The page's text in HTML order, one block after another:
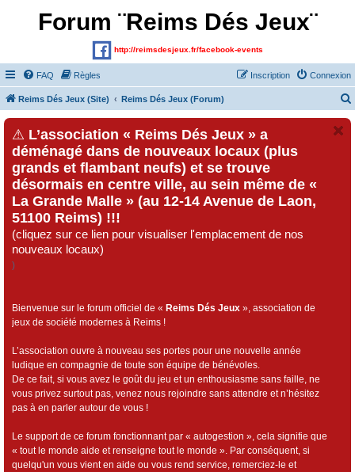
Forum ¨Reims Dés Jeux¨
http://reimsdesjeux.fr/facebook-events
FAQ Règles Connexion
Inscription
Reims Dés Jeux (Site) Reims Dés Jeux (Forum)
⚠ L’association « Reims Dés Jeux » a
déménagé dans de nouveaux locaux (plus
grands et flambant neufs) et se trouve
désormais en centre ville, au sein même de «
La Grande Malle » (au 12-14 Avenue de Laon,
51100 Reims) !!!
(cliquez sur ce lien pour visualiser l'emplacement de nos
nouveaux locaux)
)
Bienvenue sur le forum officiel de « Reims Dés Jeux », association de
jeux de société modernes à Reims !
L’association ouvre à nouveau ses portes pour une nouvelle année
ludique en compagnie de toute son équipe de bénévoles.
De ce fait, si vous avez le goût du jeu et un enthousiasme sans faille, ne
vous privez surtout pas, venez nous rejoindre sans attendre et n’hésitez
pas à en parler autour de vous !
Le support de ce forum fonctionnant par « autogestion », cela signifie que
« tout le monde aide et renseigne tout le monde ». Par conséquent, si
quelqu'un vous vient en aide ou vous rend service, remerciez-le et